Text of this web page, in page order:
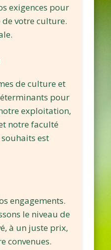
exigences pour
votre culture.
de culture et
pour
exploitation,
notre faculté
est
engagements.
le niveau de
à un juste prix,
convenues.